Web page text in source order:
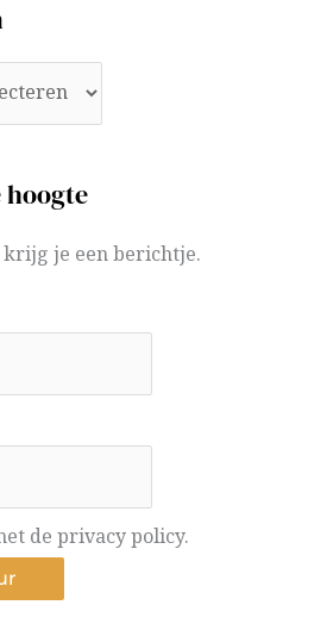
je een berichtje.
de privacy policy.